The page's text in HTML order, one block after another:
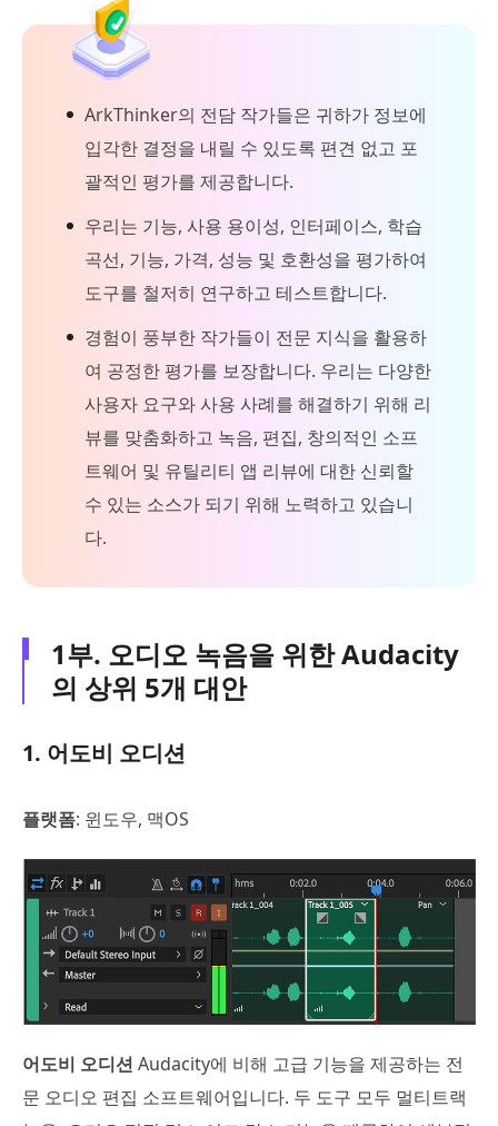
ArkThinker의 전담 작가들은 귀하가 정보에
입각한 결정을 내릴 수 있도록 편견 없고 포
괄적인 평가를 제공합니다.
우리는 기능, 사용 용이성, 인터페이스, 학습
곡선, 기능, 가격, 성능 및 호환성을 평가하여
도구를 철저히 연구하고 테스트합니다.
경험이 풍부한 작가들이 전문 지식을 활용하
여 공정한 평가를 보장합니다. 우리는 다양한
사용자 요구와 사용 사례를 해결하기 위해 리
뷰를 맞춤화하고 녹음, 편집, 창의적인 소프
트웨어 및 유틸리티 앱 리뷰에 대한 신뢰할
수 있는 소스가 되기 위해 노력하고 있습니
다.
1부. 오디오 녹음을 위한 Audacity
의 상위 5개 대안
1. 어도비 오디션
플랫폼: 윈도우, 맥OS
어도비 오디션 Audacity에 비해 고급 기능을 제공하는 전
문 오디오 편집 소프트웨어입니다. 두 도구 모두 멀티트랙